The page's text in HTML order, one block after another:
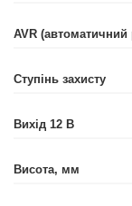
AVR (автоматичний
Ступінь захисту
Вихід 12 В
Висота, мм